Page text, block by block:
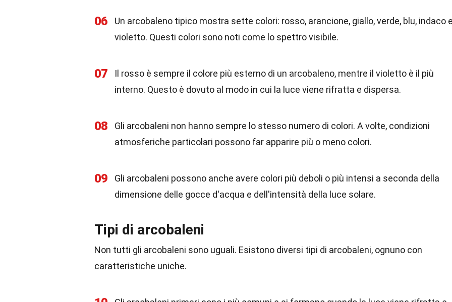
06
Un arcobaleno tipico mostra sette colori: rosso, arancione, giallo, verde, blu, indaco e
violetto. Questi colori sono noti come lo spettro visibile.
07
Il rosso è sempre il colore più esterno di un arcobaleno, mentre il violetto è il più
interno. Questo è dovuto al modo in cui la luce viene rifratta e dispersa.
08
Gli arcobaleni non hanno sempre lo stesso numero di colori. A volte, condizioni
atmosferiche particolari possono far apparire più o meno colori.
09
Gli arcobaleni possono anche avere colori più deboli o più intensi a seconda della
dimensione delle gocce d'acqua e dell'intensità della luce solare.
Tipi di arcobaleni
Non tutti gli arcobaleni sono uguali. Esistono diversi tipi di arcobaleni, ognuno con
caratteristiche uniche.